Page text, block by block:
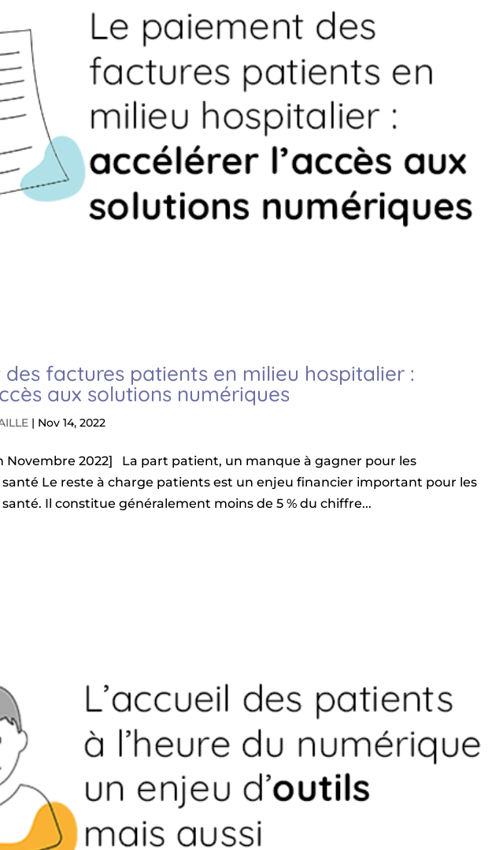
factures patients en milieu hospitalier :
aux solutions numériques
| Nov 14, 2022
Novembre 2022] La part patient, un manque à gagner pour les
Le reste à charge patients est un enjeu financier important pour les
Il constitue généralement moins de 5 % du chiffre...